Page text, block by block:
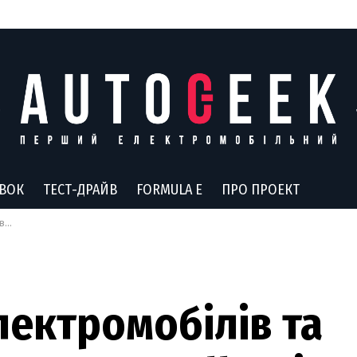
ТЕСТ-ДРАЙВ FORMULA E ПРО ПРОЕКТ
та